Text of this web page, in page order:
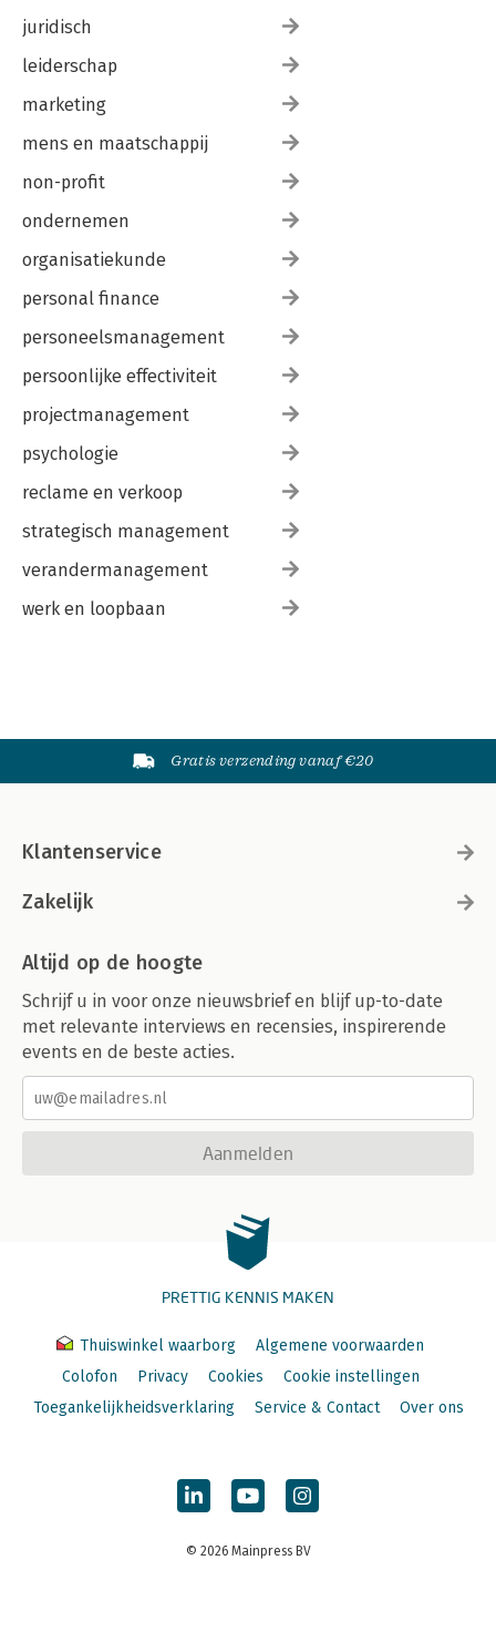
juridisch
leiderschap
marketing
mens en maatschappij
non-profit
ondernemen
organisatiekunde
personal finance
personeelsmanagement
persoonlijke effectiviteit
projectmanagement
psychologie
reclame en verkoop
strategisch management
verandermanagement
werk en loopbaan
Gratis verzending vanaf €20
Klantenservice
Zakelijk
Altijd op de hoogte
Schrijf u in voor onze nieuwsbrief en blijf up-to-date
met relevante interviews en recensies, inspirerende
events en de beste acties.
Aanmelden
PRETTIG KENNIS MAKEN
Thuiswinkel waarborg
Algemene voorwaarden
Colofon
Privacy Cookies
Cookie instellingen
Toegankelijkheidsverklaring
Service & Contact Over ons
© 2026 Mainpress BV